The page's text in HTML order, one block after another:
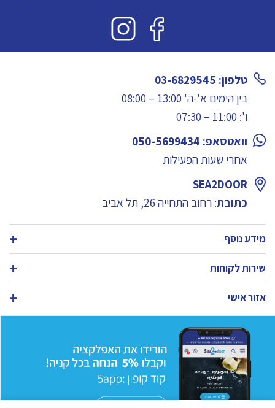
טלפון: 03-6829545
בין הימים א'-ה' 13:00 – 08:00
ו': 11:00 – 07:30
וואטסאפ: 050-5699434
אחרי שעות הפעילות
SEA2DOOR
כתובת: רחוב התחייה 26, תל אביב
מידע נוסף
שירות לקוחות
אזור אישי